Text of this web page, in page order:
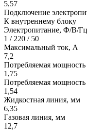
5,57
Подключение
К внутреннему блоку
Электропитание, Ф/В/Гц
1 / 220 / 50
Максимальный ток, А
7,2
Потребляемая
1,75
Потребляемая
1,54
Жидкостная линия, мм
6,35
Газовая линия, мм
12,7